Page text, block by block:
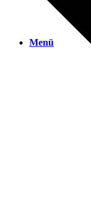
Menü